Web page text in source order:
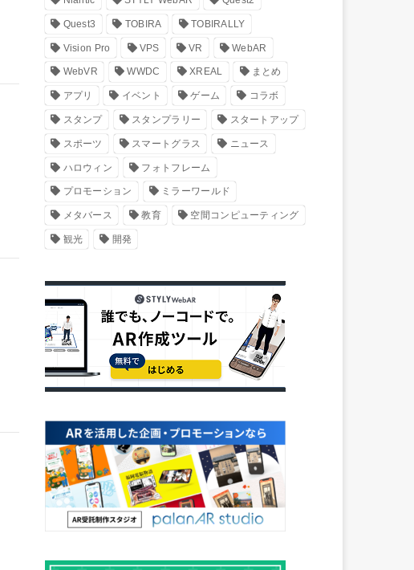
Quest3 TOBIRA TOBIRALLY
Vision Pro VPS VR WebAR
WebVR WWDC XREAL まとめ
アプリ イベント ゲーム コラボ
スタンプ スタンプラリー スタートアップ
スポーツ スマートグラス ニュース
ハロウィン フォトフレーム
プロモーション ミラーワールド
メタバース 教育 空間コンピューティング
観光 開発